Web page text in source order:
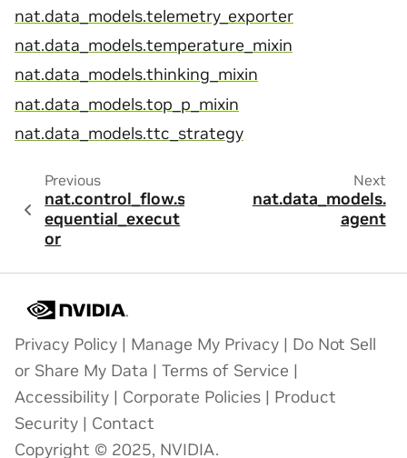
nat.data_models.telemetry_exporter
nat.data_models.temperature_mixin
nat.data_models.thinking_mixin
nat.data_models.top_p_mixin
nat.data_models.ttc_strategy
Previous
nat.control_flow.s
equential_execut
or
Next
nat.data_models.
agent
Privacy Policy | Manage My Privacy | Do Not Sell
or Share My Data | Terms of Service |
Accessibility | Corporate Policies | Product
Security | Contact
Copyright © 2025, NVIDIA.